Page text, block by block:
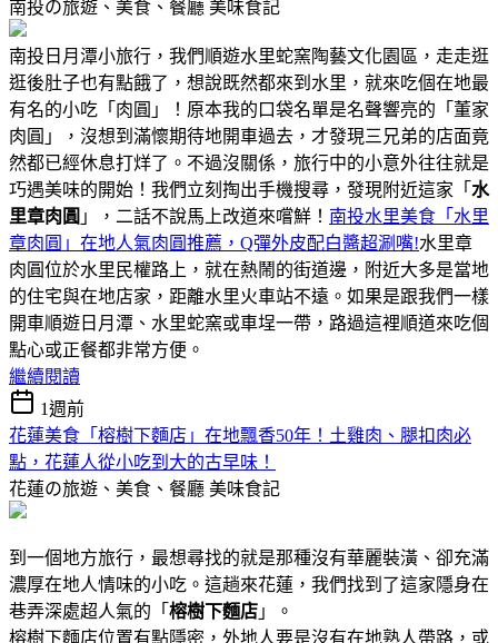
南投の旅遊、美食、餐廳 美味食記
南投日月潭小旅行，我們順遊水里蛇窯陶藝文化園區，走走逛
逛後肚子也有點餓了，想說既然都來到水里，就來吃個在地最
有名的小吃「肉圓」！原本我的口袋名單是名聲響亮的「董家
肉圓」，沒想到滿懷期待地開車過去，才發現三兄弟的店面竟
然都已經休息打烊了。不過沒關係，旅行中的小意外往往就是
巧遇美味的開始！我們立刻掏出手機搜尋，發現附近這家「 水
里章肉圓 」，二話不說馬上改道來嚐鮮！ 南投水里美食「水里
章肉圓」在地人氣肉圓推薦，Q彈外皮配白醬超涮嘴!水里章
肉圓位於水里民權路上，就在熱鬧的街道邊，附近大多是當地
的住宅與在地店家，距離水里火車站不遠。如果是跟我們一樣
開車順遊日月潭、水里蛇窯或車埕一帶，路過這裡順道來吃個
點心或正餐都非常方便。
繼續閱讀
1週前
花蓮美食「榕樹下麵店」在地飄香50年！土雞肉、腿扣肉必
點，花蓮人從小吃到大的古早味！
花蓮の旅遊、美食、餐廳 美味食記
到一個地方旅行，最想尋找的就是那種沒有華麗裝潢、卻充滿
濃厚在地人情味的小吃。這趟來花蓮，我們找到了這家隱身在
巷弄深處超人氣的「 榕樹下麵店 」。
榕樹下麵店位置有點隱密，外地人要是沒有在地熟人帶路，或